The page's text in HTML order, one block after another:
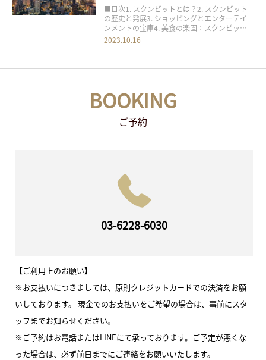
■目次1. スクンビットとは？2. スクンビット
の歴史と発展3. ショッピングとエンターテイ
ンメントの宝庫4. 美食の楽園：スクンビット
のレストランと屋台5. アクセスと宿泊のヒン
2023.10.16
BOOKING
ご予約
03-6228-6030
【ご利用上のお願い】
※お支払いにつきましては、原則クレジットカードでの決済をお願
いしております。 現金でのお支払いをご希望の場合は、事前にスタ
ッフまでお知らせください。
※ご予約はお電話またはLINEにて承っております。ご予定が悪くな
った場合は、必ず前日までにご連絡をお願いいたします。